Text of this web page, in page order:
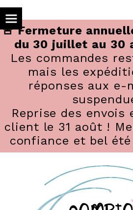
🚨 Fermeture
du 30 juillet au 30
Les commandes
mais les
réponses aux e-
Reprise des envois
client le 31 août !
confiance et bel